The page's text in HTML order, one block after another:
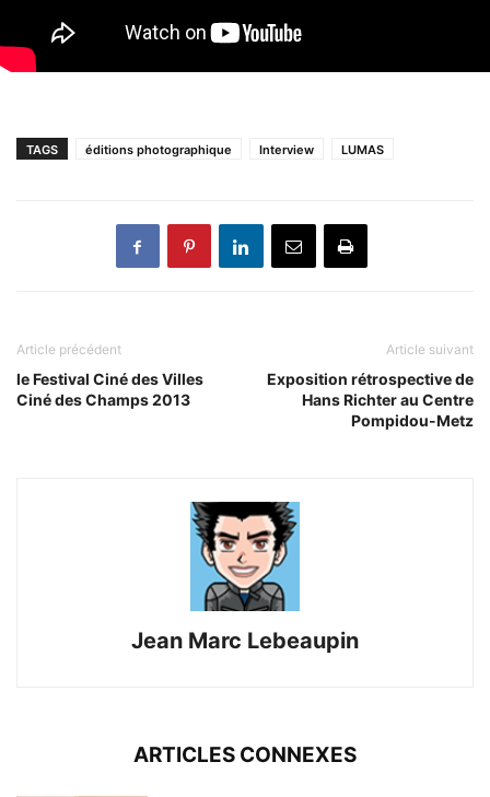
TAGS éditions photographique Interview LUMAS
Article précédent
le Festival Ciné des Villes
Ciné des Champs 2013
Article suivant
Exposition rétrospective de
Hans Richter au Centre
Pompidou-Metz
Jean Marc Lebeaupin
ARTICLES CONNEXES